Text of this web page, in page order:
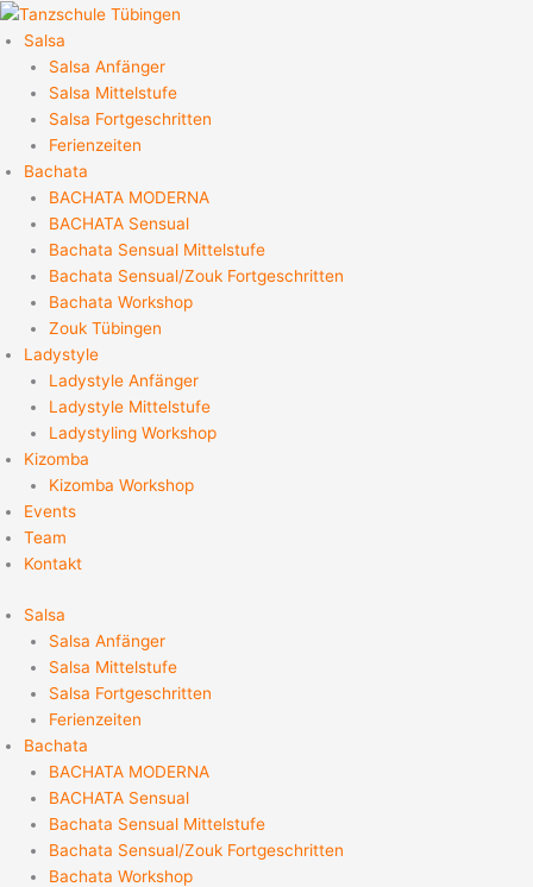
Zum
Inhalt
springen
Salsa
Salsa Anfänger
Salsa Mittelstufe
Salsa Fortgeschritten
Ferienzeiten
Bachata
BACHATA MODERNA
BACHATA Sensual
Bachata Sensual Mittelstufe
Bachata Sensual/Zouk Fortgeschritten
Bachata Workshop
Zouk Tübingen
Ladystyle
Ladystyle Anfänger
Ladystyle Mittelstufe
Ladystyling Workshop
Kizomba
Kizomba Workshop
Events
Team
Kontakt
Salsa
Salsa Anfänger
Salsa Mittelstufe
Salsa Fortgeschritten
Ferienzeiten
Bachata
BACHATA MODERNA
BACHATA Sensual
Bachata Sensual Mittelstufe
Bachata Sensual/Zouk Fortgeschritten
Bachata Workshop